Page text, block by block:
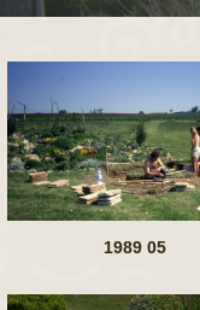
1989 05